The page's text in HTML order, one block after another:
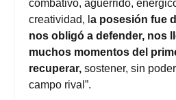
combativo, aguerrido,
creatividad, la posesión fue
nos obligó a defender, nos
muchos momentos del
recuperar, sostener, sin
campo rival”.